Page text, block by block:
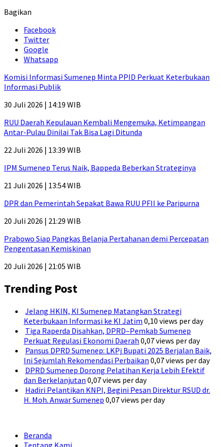
Bagikan
Facebook
Twitter
Google
Whatsapp
Komisi Informasi Sumenep Minta PPID Perkuat Keterbukaan
Informasi Publik
30 Juli 2026 | 14:19 WIB
RUU Daerah Kepulauan Kembali Mengemuka, Ketimpangan
Antar-Pulau Dinilai Tak Bisa Lagi Ditunda
22 Juli 2026 | 13:39 WIB
IPM Sumenep Terus Naik, Bappeda Beberkan Strateginya
21 Juli 2026 | 13:54 WIB
DPR dan Pemerintah Sepakat Bawa RUU PFII ke Paripurna
20 Juli 2026 | 21:29 WIB
Prabowo Siap Pangkas Belanja Pertahanan demi Percepatan
Pengentasan Kemiskinan
20 Juli 2026 | 21:05 WIB
Trending Post
Jelang HKIN, KI Sumenep Matangkan Strategi
Keterbukaan Informasi ke KI Jatim 0,10 views per day
Tiga Raperda Disahkan, DPRD–Pemkab Sumenep
Perkuat Regulasi Ekonomi Daerah 0,07 views per day
Pansus DPRD Sumenep: LKPj Bupati 2025 Berjalan Baik,
Ini Sejumlah Rekomendasi Perbaikan 0,07 views per day
DPRD Sumenep Dorong Pelatihan Kerja Lebih Efektif
dan Berkelanjutan 0,07 views per day
Hadiri Pelantikan KNPI, Begini Pesan Direktur RSUD dr.
H. Moh. Anwar Sumenep 0,07 views per day
Beranda